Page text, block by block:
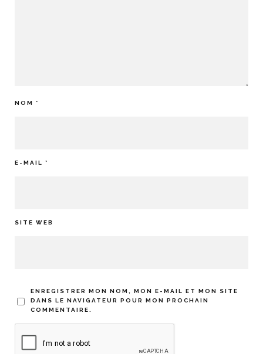
NOM *
E-MAIL *
SITE WEB
ENREGISTRER MON NOM, MON E-MAIL ET MON SITE
DANS LE NAVIGATEUR POUR MON PROCHAIN
COMMENTAIRE.